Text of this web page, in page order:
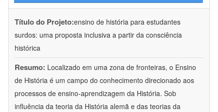
Título do Projeto:ensino de história para estudantes
surdos: uma proposta inclusiva a partir da consciência
histórica
Resumo: Localizado em uma zona de fronteiras, o Ensino
de História é um campo do conhecimento direcionado aos
processos de ensino-aprendizagem da História. Sob
influência da teoria da História alemã e das teorias da